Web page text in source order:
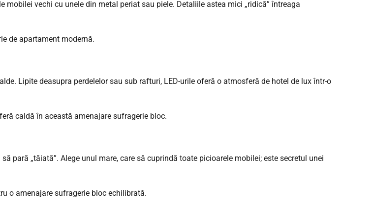
mobilei vechi cu unele din metal periat sau piele. Detaliile astea mici „ridică” întreaga
Lipite deasupra perdelelor sau sub rafturi, LED-urile oferă o atmosferă de hotel de lux într-o
pară „tăiată”. Alege unul mare, care să cuprindă toate picioarele mobilei; este secretul unei